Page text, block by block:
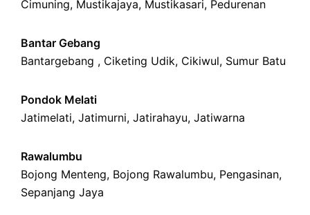
Cimuning, Mustikajaya, Mustikasari, Pedurenan
Bantar Gebang
Bantargebang , Ciketing Udik, Cikiwul, Sumur Batu
Pondok Melati
Jatimelati, Jatimurni, Jatirahayu, Jatiwarna
Rawalumbu
Bojong Menteng, Bojong Rawalumbu, Pengasinan,
Sepanjang Jaya